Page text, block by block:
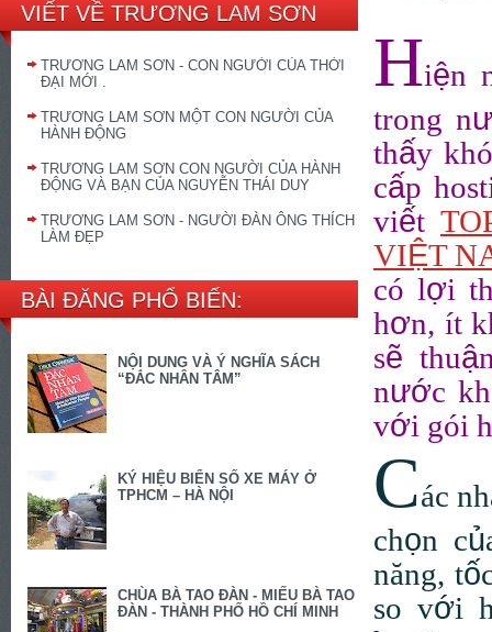
VIẾT VỀ TRƯƠNG LAM SƠN
TRƯƠNG LAM SƠN - CON NGƯỜI CỦA THỜI
ĐẠI MỚI .
TRƯƠNG LAM SƠN MỘT CON NGƯỜI CỦA
HÀNH ĐỘNG
TRƯƠNG LAM SƠN CON NGƯỜI CỦA HÀNH
ĐỘNG VÀ BẠN CỦA NGUYỄN THÁI DUY
TRƯƠNG LAM SƠN - NGƯỜI ĐÀN ÔNG THÍCH
LÀM ĐẸP
BÀI ĐĂNG PHỔ BIẾN:
NỘI DUNG VÀ Ý NGHĨA SÁCH
“ĐẮC NHÂN TÂM”
KÝ HIỆU BIỂN SỐ XE MÁY Ở
TPHCM – HÀ NỘI
CHÙA BÀ TAO ĐÀN - MIẾU BÀ TAO
ĐÀN - THÀNH PHỐ HỒ CHÍ MINH
Hiện
trong n
thấy
cấp
viết
VIỆT
có lợi
hơn, ít
sẽ thuậ
nước
với gói
Các
chọn củ
năng, tố
so với